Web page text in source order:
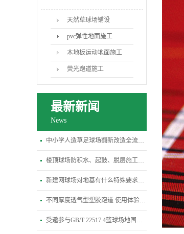
天然草球场铺设
pvc弹性地面施工
木地板运动地面施工
荧光跑道施工
最新新闻
News
中小学人造草足球场翻新改造全流程指南
楼顶球场防积水、起鼓、脱层施工关键规范
新建网球场对地基有什么特殊要求？平整度、排水坡度标准是多少
不同厚度透气型塑胶跑道 使用体验差异全解析
受邀参与GB/T 22517.4篮球场地国标修订研讨会-杭州宝力体育